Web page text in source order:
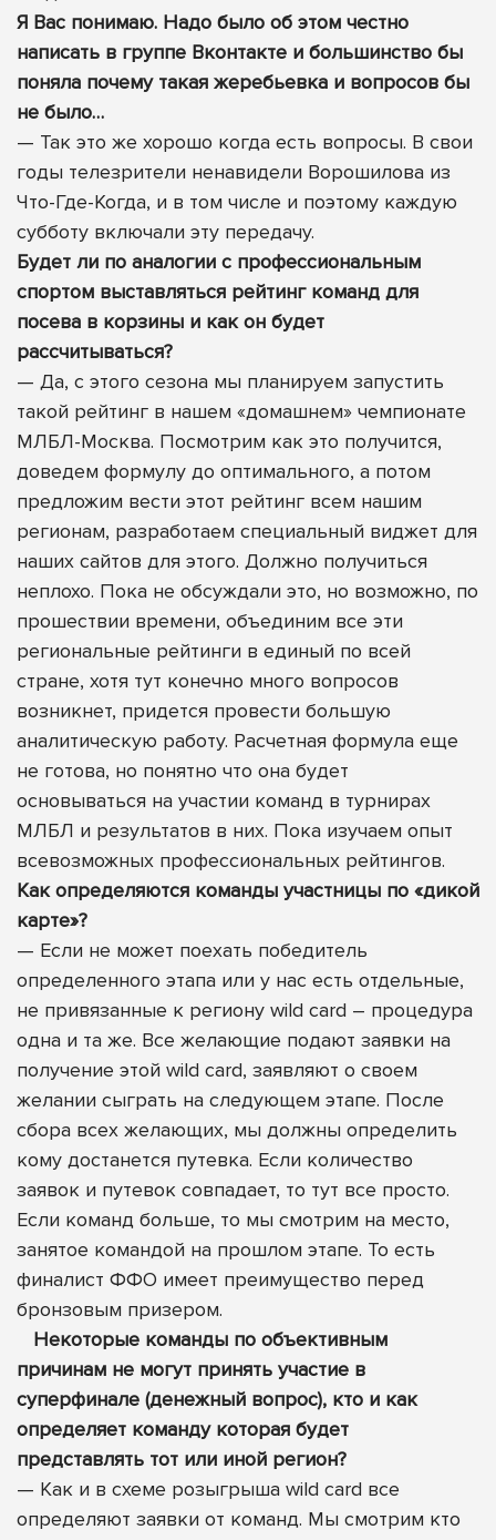
Я Вас понимаю. Надо было об этом честно
написать в группе Вконтакте и большинство бы
поняла почему такая жеребьевка и вопросов бы
не было…
— Так это же хорошо когда есть вопросы. В свои
годы телезрители ненавидели Ворошилова из
Что-Где-Когда, и в том числе и поэтому каждую
субботу включали эту передачу.
Будет ли по аналогии с профессиональным
спортом выставляться рейтинг команд для
посева в корзины и как он будет
рассчитываться?
— Да, с этого сезона мы планируем запустить
такой рейтинг в нашем «домашнем» чемпионате
МЛБЛ-Москва. Посмотрим как это получится,
доведем формулу до оптимального, а потом
предложим вести этот рейтинг всем нашим
регионам, разработаем специальный виджет для
наших сайтов для этого. Должно получиться
неплохо. Пока не обсуждали это, но возможно, по
прошествии времени, объединим все эти
региональные рейтинги в единый по всей
стране, хотя тут конечно много вопросов
возникнет, придется провести большую
аналитическую работу. Расчетная формула еще
не готова, но понятно что она будет
основываться на участии команд в турнирах
МЛБЛ и результатов в них. Пока изучаем опыт
всевозможных профессиональных рейтингов.
Как определяются команды участницы по «дикой
карте»?
— Если не может поехать победитель
определенного этапа или у нас есть отдельные,
не привязанные к региону wild card – процедура
одна и та же. Все желающие подают заявки на
получение этой wild card, заявляют о своем
желании сыграть на следующем этапе. После
сбора всех желающих, мы должны определить
кому достанется путевка. Если количество
заявок и путевок совпадает, то тут все просто.
Если команд больше, то мы смотрим на место,
занятое командой на прошлом этапе. То есть
финалист ФФО имеет преимущество перед
бронзовым призером.
Некоторые команды по объективным
причинам не могут принять участие в
суперфинале (денежный вопрос), кто и как
определяет команду которая будет
представлять тот или иной регион?
— Как и в схеме розыгрыша wild card все
определяют заявки от команд. Мы смотрим кто